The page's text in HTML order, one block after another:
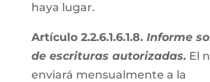
haya lugar.
Artículo 2.2.6.1.6.1.8. Informe
de escrituras autorizadas. El
enviará mensualmente a la